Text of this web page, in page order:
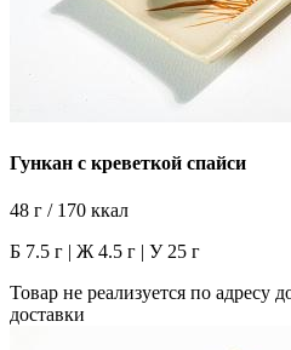
Гункан с креветкой спайси
48 г / 170 ккал
Б 7.5 г | Ж 4.5 г | У 25 г
Товар не реализуется по адресу
доставки